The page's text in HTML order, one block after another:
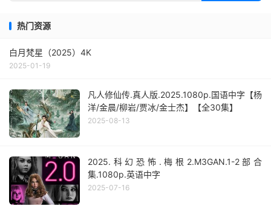
热门资源
白月梵星（2025）4K
2025-01-19
凡人修仙传.真人版.2025.1080p.国语中字【杨
洋/金晨/柳岩/贾冰/金士杰】【全30集】
2025-08-13
2025.科幻恐怖.梅根2.M3GAN.1-2部合
集.1080p.英语中字
2025-07-16